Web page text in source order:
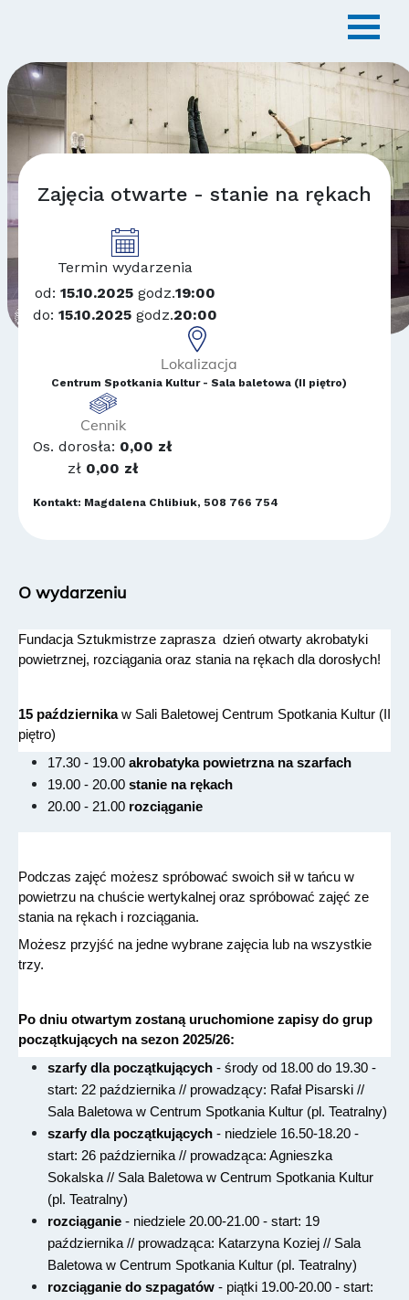
Zajęcia otwarte - stanie na rękach
Termin wydarzenia
od: 15.10.2025 godz.19:00
do: 15.10.2025 godz.20:00
Lokalizacja
Centrum Spotkania Kultur - Sala baletowa (II piętro)
Cennik
Os. dorosła: 0,00 zł
zł 0,00 zł
Kontakt: Magdalena Chlibiuk, 508 766 754
O wydarzeniu
Fundacja Sztukmistrze zaprasza  dzień otwarty akrobatyki
powietrznej, rozciągania oraz stania na rękach dla dorosłych!
15 października w Sali Baletowej Centrum Spotkania Kultur (II
piętro)
17.30 - 19.00 akrobatyka powietrzna na szarfach
19.00 - 20.00 stanie na rękach
20.00 - 21.00 rozciąganie
Podczas zajęć możesz spróbować swoich sił w tańcu w
powietrzu na chuście wertykalnej oraz spróbować zajęć ze
stania na rękach i rozciągania.
Możesz przyjść na jedne wybrane zajęcia lub na wszystkie
trzy.
Po dniu otwartym zostaną uruchomione zapisy do grup
początkujących na sezon 2025/26:
szarfy dla początkujących - środy od 18.00 do 19.30 -
start: 22 października // prowadzący: Rafał Pisarski //
Sala Baletowa w Centrum Spotkania Kultur (pl. Teatralny)
szarfy dla początkujących - niedziele 16.50-18.20 -
start: 26 października // prowadząca: Agnieszka
Sokalska // Sala Baletowa w Centrum Spotkania Kultur
(pl. Teatralny)
rozciąganie - niedziele 20.00-21.00 - start: 19
października // prowadząca: Katarzyna Koziej // Sala
Baletowa w Centrum Spotkania Kultur (pl. Teatralny)
rozciąganie do szpagatów - piątki 19.00-20.00 - start: